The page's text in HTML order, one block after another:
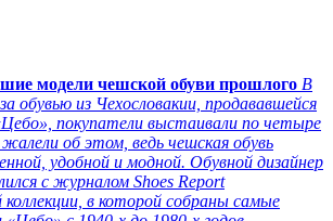
модели чешской обуви прошлого В
обувью из Чехословакии, продававшейся
покупатели выстаивали по четыре
жалели об этом, ведь чешская обувь
удобной и модной. Обувной дизайнер
с журналом Shoes Report
в которой собраны самые